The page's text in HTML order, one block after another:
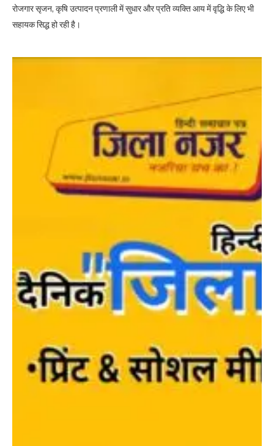
रोजगार सृजन, कृषि उत्पादन प्रणाली में सुधार और प्रति व्यक्ति आय में वृद्धि के लिए भी
सहायक सिद्ध हो रही है।